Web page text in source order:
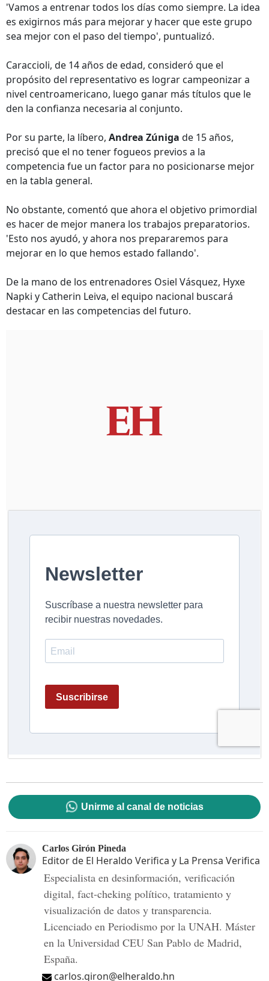
'Vamos a entrenar todos los días como siempre. La idea
es exigirnos más para mejorar y hacer que este grupo
sea mejor con el paso del tiempo', puntualizó.
Caraccioli, de 14 años de edad, consideró que el
propósito del representativo es lograr campeonizar a
nivel centroamericano, luego ganar más títulos que le
den la confianza necesaria al conjunto.
Por su parte, la líbero, Andrea Zúniga de 15 años,
precisó que el no tener fogueos previos a la
competencia fue un factor para no posicionarse mejor
en la tabla general.
No obstante, comentó que ahora el objetivo primordial
es hacer de mejor manera los trabajos preparatorios.
'Esto nos ayudó, y ahora nos prepararemos para
mejorar en lo que hemos estado fallando'.
De la mano de los entrenadores Osiel Vásquez, Hyxe
Napki y Catherin Leiva, el equipo nacional buscará
destacar en las competencias del futuro.
Unirme al canal de noticias
Carlos Girón Pineda
Editor de El Heraldo Verifica y La Prensa Verifica
Especialista en desinformación, verificación
digital, fact-cheking político, tratamiento y
visualización de datos y transparencia.
Licenciado en Periodismo por la UNAH. Máster
en la Universidad CEU San Pablo de Madrid,
España.
carlos.giron@elheraldo.hn